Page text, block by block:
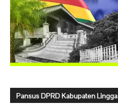
Pansus DPRD Kabupaten Lingga